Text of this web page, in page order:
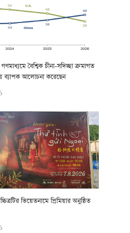
বৈশ্বিক চীনা-সদিচ্ছা ক্রমাগত
ব্যাপক আলোচনা করেছেন
ভিয়েতনামে প্রিমিয়ার অনুষ্ঠিত